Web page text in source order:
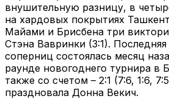
внушительную разницу, в
на хардовых покрытиях
Майами и Брисбена три
Стэна Вавринки (3:1).
соперниц состоялась месяц
раунде новогоднего турнира в
также со счетом – 2:1 (7:6, 1:6,
праздновала Донна Векич.